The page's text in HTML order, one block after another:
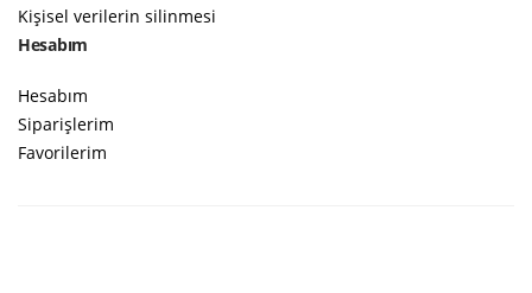
Kişisel verilerin silinmesi
Hesabım
Hesabım
Siparişlerim
Favorilerim